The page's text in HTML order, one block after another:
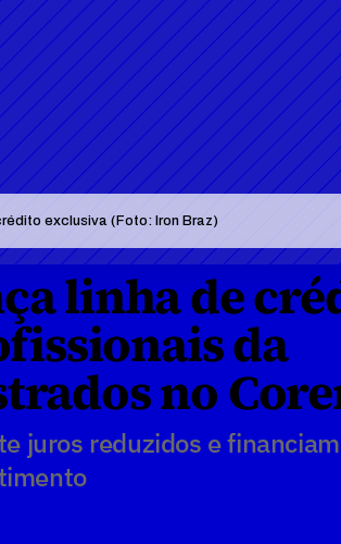
exclusiva (Foto: Iron Braz)
linha de
da
no
juros reduzidos e